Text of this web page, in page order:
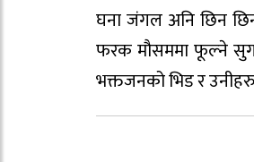
घना जंगल अनि छिन
फरक मौसममा फूल्ने
भक्तजनको भिड र